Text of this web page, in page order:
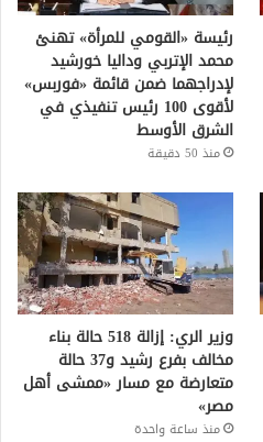
رئيسة «القومي للمرأة» تهنئ
محمد الإتربي وداليا خورشيد
لإدراجهما ضمن قائمة «فوربس»
لأقوى 100 رئيس تنفيذي في
الشرق الأوسط
منذ 50 دقيقة
وزير الري: إزالة 518 حالة بناء
مخالف بفرع رشيد و37 حالة
متعارضة مع مسار «ممشى أهل
مصر»
منذ ساعة واحدة